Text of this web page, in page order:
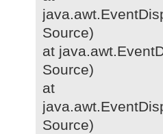
Source)
at
Source)
at
Source)